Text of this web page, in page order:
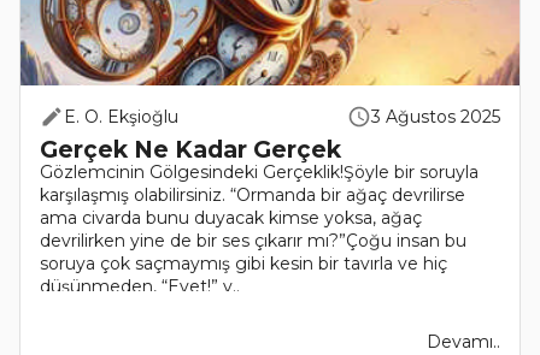
E. O. Ekşioğlu 3 Ağustos 2025
Gerçek Ne Kadar Gerçek
Gözlemcinin Gölgesindeki Gerçeklik!Şöyle bir soruyla
karşılaşmış olabilirsiniz. “Ormanda bir ağaç devrilirse
ama civarda bunu duyacak kimse yoksa, ağaç
devrilirken yine de bir ses çıkarır mı?”Çoğu insan bu
soruya çok saçmaymış gibi kesin bir tavırla ve hiç
düşünmeden, “Evet!” y..
Devamı..